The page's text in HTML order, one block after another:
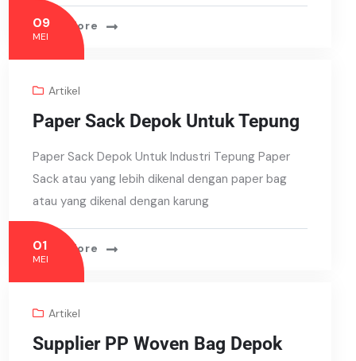
Read More
09
MEI
Artikel
Paper Sack Depok Untuk Tepung
Paper Sack Depok Untuk Industri Tepung Paper
Sack atau yang lebih dikenal dengan paper bag
atau yang dikenal dengan karung
Read More
01
MEI
Artikel
Supplier PP Woven Bag Depok